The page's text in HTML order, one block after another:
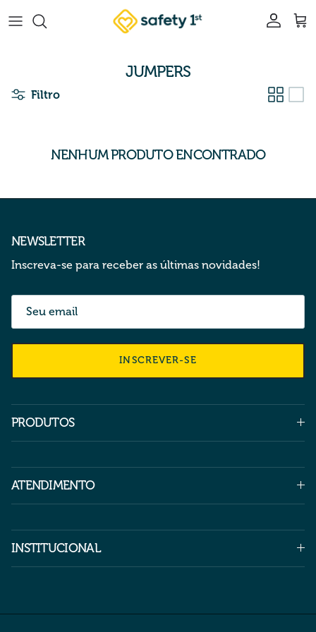
Conta
JUMPERS
Filtro
NENHUM PRODUTO ENCONTRADO
NEWSLETTER
Inscreva-se para receber as últimas novidades!
INSCREVER-SE
PRODUTOS
ATENDIMENTO
INSTITUCIONAL